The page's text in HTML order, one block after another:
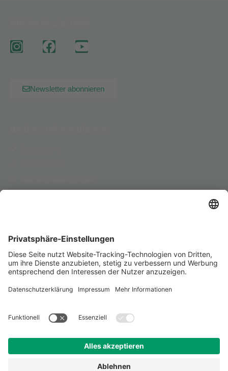
Newsletter abonnieren
Herausgeber
PSD Bank RheinNeckarSaar eG
Telefon für Serviceanfragen